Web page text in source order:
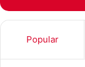
Popular